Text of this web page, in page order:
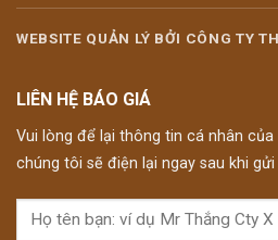
WEBSITE QUẢN LÝ BỞI CÔNG TY
LIÊN HỆ BÁO GIÁ
Vui lòng để lại thông tin cá nhân
chúng tôi sẽ điện lại ngay sau khi gửi